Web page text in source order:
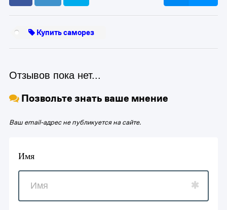
Купить саморез
Отзывов пока нет...
Позвольте знать ваше мнение
Ваш email-адрес не публикуется на сайте.
Имя